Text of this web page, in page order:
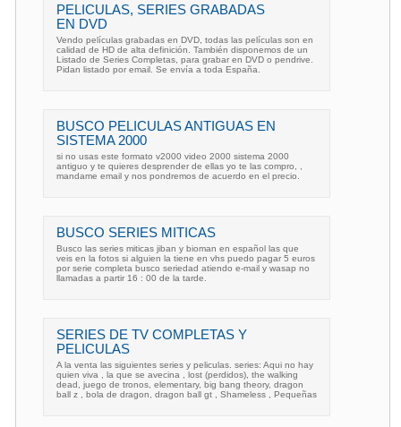
PELICULAS, SERIES GRABADAS
EN DVD
Vendo películas grabadas en DVD, todas las películas son en
calidad de HD de alta definición. También disponemos de un
Listado de Series Completas, para grabar en DVD o pendrive.
Pidan listado por email. Se envía a toda España.
BUSCO PELICULAS ANTIGUAS EN
SISTEMA 2000
si no usas este formato v2000 video 2000 sistema 2000
antiguo y te quieres desprender de ellas yo te las compro, ,
mandame email y nos pondremos de acuerdo en el precio.
BUSCO SERIES MITICAS
Busco las series miticas jiban y bioman en español las que
veis en la fotos si alguien la tiene en vhs puedo pagar 5 euros
por serie completa busco seriedad atiendo e-mail y wasap no
llamadas a partir 16 : 00 de la tarde.
SERIES DE TV COMPLETAS Y
PELICULAS
A la venta las siguientes series y peliculas. series: Aqui no hay
quien viva , la que se avecina , lost (perdidos), the walking
dead, juego de tronos, elementary, big bang theory, dragon
ball z , bola de dragon, dragon ball gt , Shameless , Pequeñas